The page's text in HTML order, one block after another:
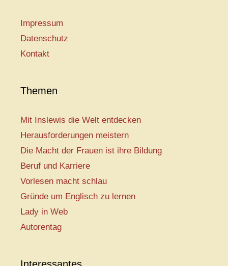
Impressum
Datenschutz
Kontakt
Themen
Mit Inslewis die Welt entdecken
Herausforderungen meistern
Die Macht der Frauen ist ihre Bildung
Beruf und Karriere
Vorlesen macht schlau
Gründe um Englisch zu lernen
Lady in Web
Autorentag